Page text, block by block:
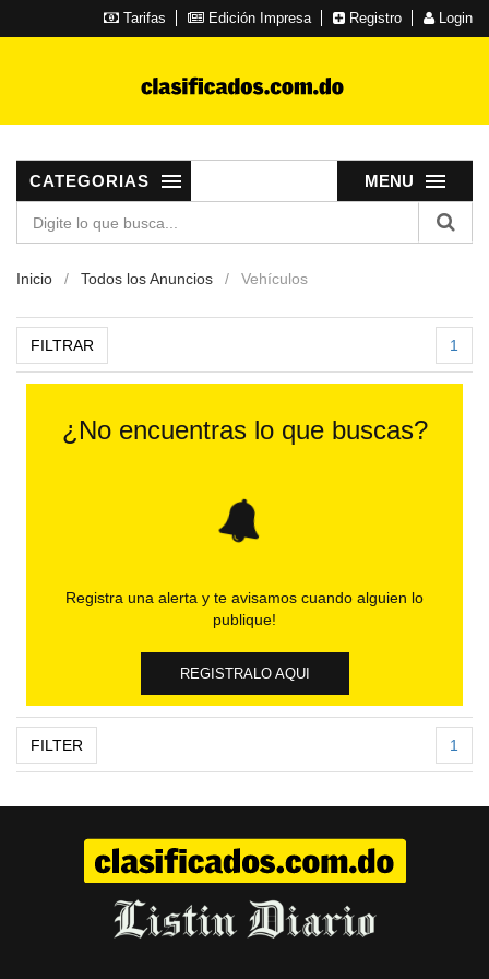
Tarifas Edición Impresa Registro Login
MENU
CATEGORIAS
Inicio Todos los Anuncios Vehículos
FILTRAR 1
¿No encuentras lo que buscas?
Registra una alerta y te avisamos cuando alguien lo
publique!
REGISTRALO AQUI
FILTER 1